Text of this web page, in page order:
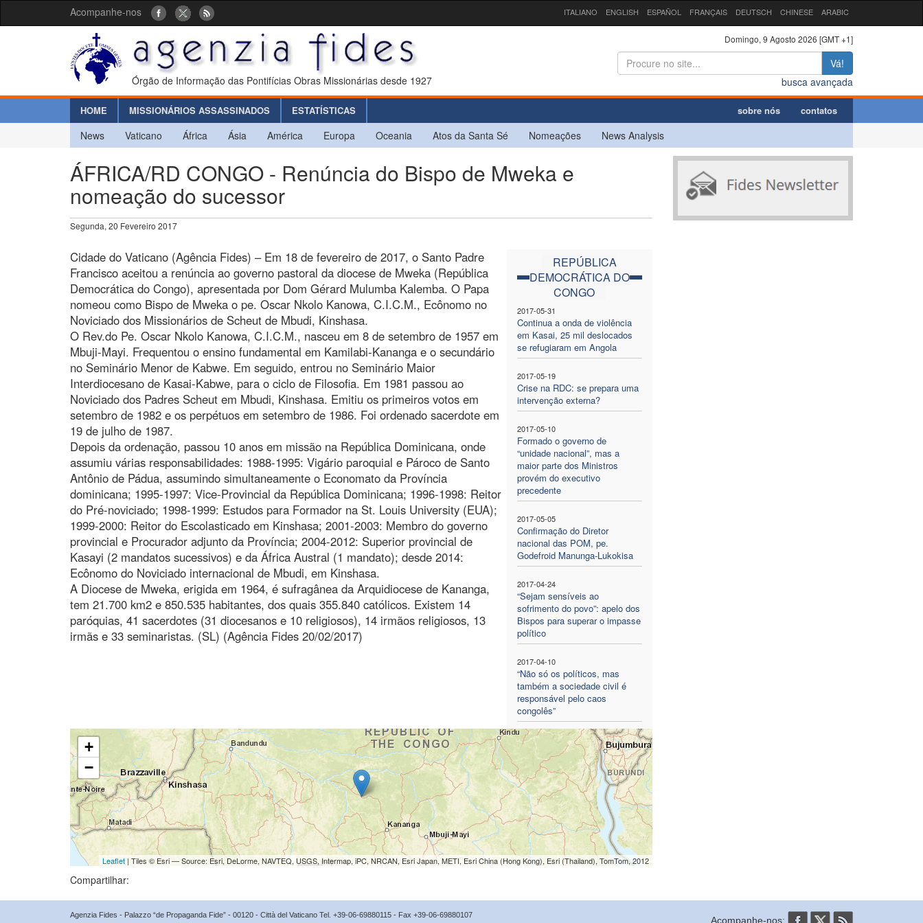
Acompanhe-nos ITALIANO ENGLISH ESPAÑOL FRANÇAIS DEUTSCH CHINESE ARABIC
Órgão de Informação das Pontifícias Obras Missionárias desde 1927
Domingo, 9 Agosto 2026 [GMT +1]
Vá!
busca avançada
HOME MISSIONÁRIOS ASSASSINADOS ESTATÍSTICAS sobre nós contatos
News Vaticano África Ásia América Europa Oceania Atos da Santa Sé Nomeações News Analysis
ÁFRICA/RD CONGO - Renúncia do Bispo de Mweka e
nomeação do sucessor
Segunda, 20 Fevereiro 2017
REPÚBLICA
DEMOCRÁTICA DO
CONGO
2017-05-31
Continua a onda de violência
em Kasai, 25 mil deslocados
se refugiaram em Angola
2017-05-19
Crise na RDC: se prepara uma
intervenção externa?
2017-05-10
Formado o governo de
“unidade nacional”, mas a
maior parte dos Ministros
provém do executivo
precedente
2017-05-05
Confirmação do Diretor
nacional das POM, pe.
Godefroid Manunga-Lukokisa
2017-04-24
“Sejam sensíveis ao
sofrimento do povo”: apelo dos
Bispos para superar o impasse
político
2017-04-10
“Não só os políticos, mas
também a sociedade civil é
responsável pelo caos
congolês”
Cidade do Vaticano (Agência Fides) – Em 18 de fevereiro de 2017, o Santo Padre
Francisco aceitou a renúncia ao governo pastoral da diocese de Mweka (República
Democrática do Congo), apresentada por Dom Gérard Mulumba Kalemba. O Papa
nomeou como Bispo de Mweka o pe. Oscar Nkolo Kanowa, C.I.C.M., Ecônomo no
Noviciado dos Missionários de Scheut de Mbudi, Kinshasa.
O Rev.do Pe. Oscar Nkolo Kanowa, C.I.C.M., nasceu em 8 de setembro de 1957 em
Mbuji-Mayi. Frequentou o ensino fundamental em Kamilabi-Kananga e o secundário
no Seminário Menor de Kabwe. Em seguido, entrou no Seminário Maior
Interdiocesano de Kasai-Kabwe, para o ciclo de Filosofia. Em 1981 passou ao
Noviciado dos Padres Scheut em Mbudi, Kinshasa. Emitiu os primeiros votos em
setembro de 1982 e os perpétuos em setembro de 1986. Foi ordenado sacerdote em
19 de julho de 1987.
Depois da ordenação, passou 10 anos em missão na República Dominicana, onde
assumiu várias responsabilidades: 1988-1995: Vigário paroquial e Pároco de Santo
Antônio de Pádua, assumindo simultaneamente o Economato da Província
dominicana; 1995-1997: Vice-Provincial da República Dominicana; 1996-1998: Reitor
do Pré-noviciado; 1998-1999: Estudos para Formador na St. Louis University (EUA);
1999-2000: Reitor do Escolasticado em Kinshasa; 2001-2003: Membro do governo
provincial e Procurador adjunto da Província; 2004-2012: Superior provincial de
Kasayi (2 mandatos sucessivos) e da África Austral (1 mandato); desde 2014:
Ecônomo do Noviciado internacional de Mbudi, em Kinshasa.
A Diocese de Mweka, erigida em 1964, é sufragânea da Arquidiocese de Kananga,
tem 21.700 km2 e 850.535 habitantes, dos quais 355.840 católicos. Existem 14
paróquias, 41 sacerdotes (31 diocesanos e 10 religiosos), 14 irmãos religiosos, 13
irmãs e 33 seminaristas. (SL) (Agência Fides 20/02/2017)
+
−
Leaflet| Tiles © Esri — Source: Esri, DeLorme, NAVTEQ, USGS, Intermap, iPC, NRCAN, Esri Japan, METI, Esri China (Hong Kong), Esri (Thailand), TomTom, 2012
Compartilhar:
Agenzia Fides - Palazzo “de Propaganda Fide” - 00120 - Città del Vaticano Tel. +39-06-69880115 - Fax +39-06-69880107 Acompanhe-nos: